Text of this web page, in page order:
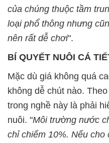
của chúng thuộc tầm
loại phổ thông nhưng
nên rất dễ chơi".
BÍ QUYẾT NUÔI CÁ
Mặc dù giá không quá
không dễ chút nào.
trong nghề này là phải
nuôi. "Môi trường nước
chỉ chiếm 10%. Nếu